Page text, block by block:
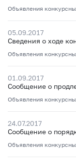
Объявления
05.09.2017
Сведения о ходе
Объявления
01.09.2017
Сообщение о
Объявления
24.07.2017
Сообщение о
Объявления